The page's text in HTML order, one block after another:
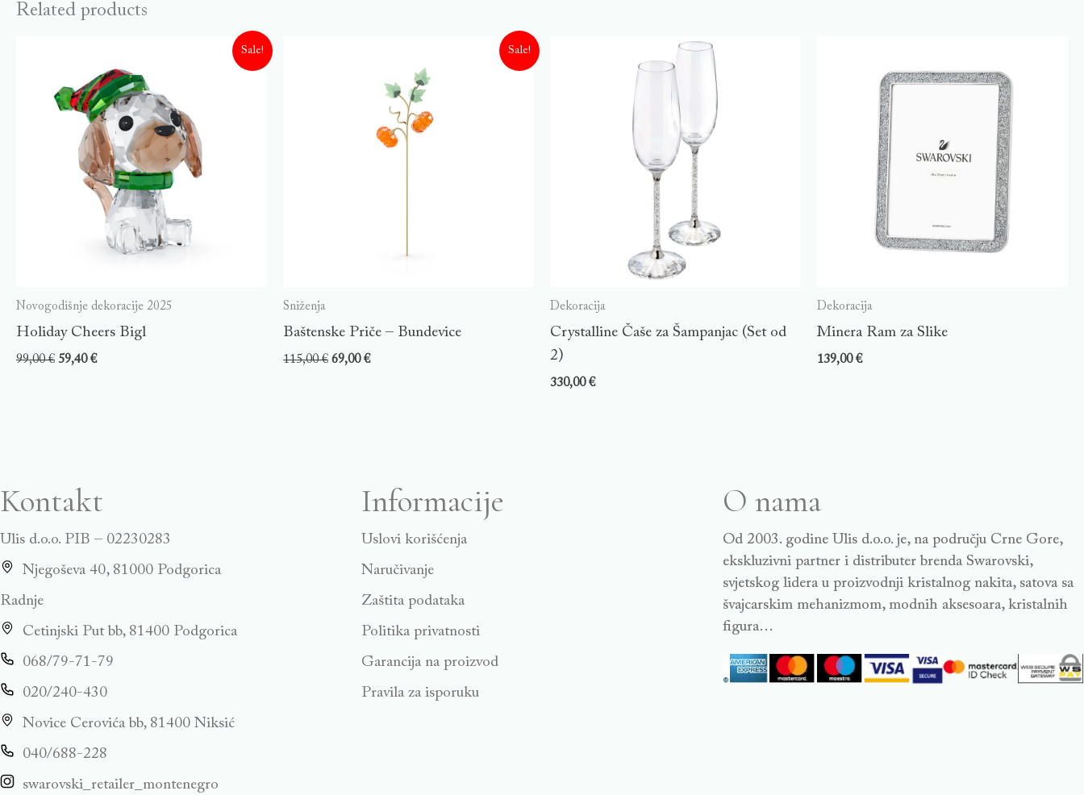
Related products
Sale!
Novogodišnje dekoracije 2025
Holiday Cheers Bigl
99,00€ 59,40€
Sale!
Sniženja
Baštenske Priče – Bundevice
115,00€ 69,00€
Dekoracija
Crystalline Čaše za Šampanjac (Set od
2)
330,00€
Dekoracija
Minera Ram za Slike
139,00€
Kontakt
Ulis d.o.o. PIB – 02230283
Njegoševa 40, 81000 Podgorica
Radnje
Cetinjski Put bb, 81400 Podgorica
068/79-71-79
020/240-430
Novice Cerovića bb, 81400 Niksić
040/688-228
swarovski_retailer_montenegro
Informacije
Uslovi korišćenja
Naručivanje
Zaštita podataka
Politika privatnosti
Garancija na proizvod
Pravila za isporuku
O nama
Od 2003. godine Ulis d.o.o. je, na području Crne Gore,
ekskluzivni partner i distributer brenda Swarovski,
svjetskog lidera u proizvodnji kristalnog nakita, satova sa
švajcarskim mehanizmom, modnih aksesoara, kristalnih
figura…